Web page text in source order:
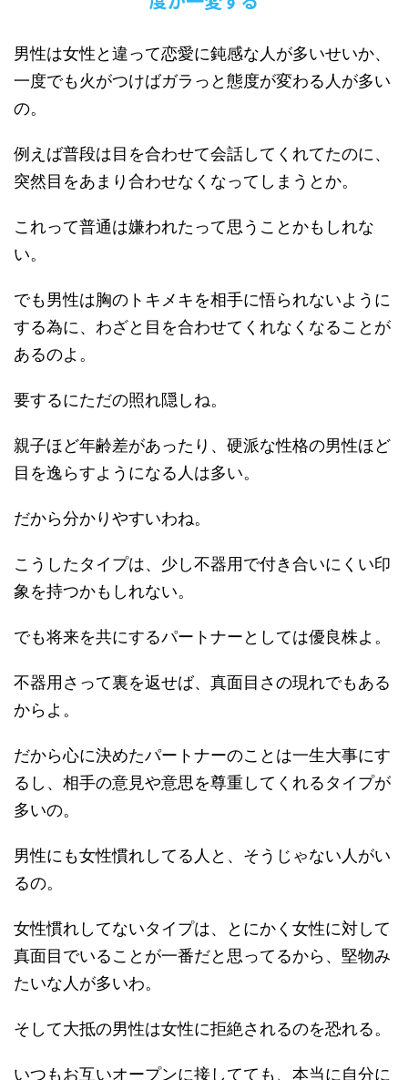
男性は女性と違って恋愛に鈍感な人が多いせいか、
一度でも火がつけばガラっと態度が変わる人が多い
の。
例えば普段は目を合わせて会話してくれてたのに、
突然目をあまり合わせなくなってしまうとか。
これって普通は嫌われたって思うことかもしれな
い。
でも男性は胸のトキメキを相手に悟られないように
する為に、わざと目を合わせてくれなくなることが
あるのよ。
要するにただの照れ隠しね。
親子ほど年齢差があったり、硬派な性格の男性ほど
目を逸らすようになる人は多い。
だから分かりやすいわね。
こうしたタイプは、少し不器用で付き合いにくい印
象を持つかもしれない。
でも将来を共にするパートナーとしては優良株よ。
不器用さって裏を返せば、真面目さの現れでもある
からよ。
だから心に決めたパートナーのことは一生大事にす
るし、相手の意見や意思を尊重してくれるタイプが
多いの。
男性にも女性慣れしてる人と、そうじゃない人がい
るの。
女性慣れしてないタイプは、とにかく女性に対して
真面目でいることが一番だと思ってるから、堅物み
たいな人が多いわ。
そして大抵の男性は女性に拒絶されるのを恐れる。
いつもお互いオープンに接してても、本当に自分に